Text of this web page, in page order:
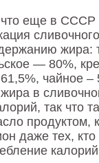
что еще в
— 80%,
чайное –
в
так что
продуктом,
даже тех, кто